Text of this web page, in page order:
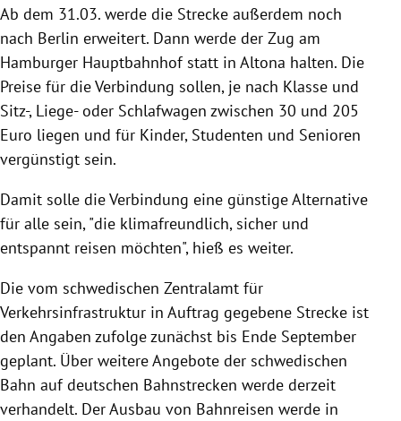
Ab dem 31.03. werde die Strecke außerdem noch
nach Berlin erweitert. Dann werde der Zug am
Hamburger Hauptbahnhof statt in Altona halten. Die
Preise für die Verbindung sollen, je nach Klasse und
Sitz-, Liege- oder Schlafwagen zwischen 30 und 205
Euro liegen und für Kinder, Studenten und Senioren
vergünstigt sein.
Damit solle die Verbindung eine günstige Alternative
für alle sein, "die klimafreundlich, sicher und
entspannt reisen möchten", hieß es weiter.
Die vom schwedischen Zentralamt für
Verkehrsinfrastruktur in Auftrag gegebene Strecke ist
den Angaben zufolge zunächst bis Ende September
geplant. Über weitere Angebote der schwedischen
Bahn auf deutschen Bahnstrecken werde derzeit
verhandelt. Der Ausbau von Bahnreisen werde in